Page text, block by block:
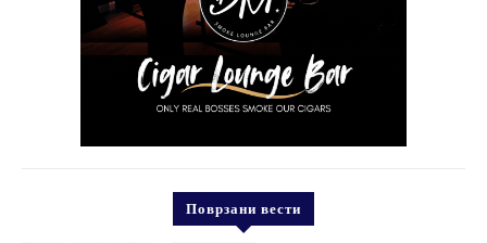
Поврзани вести